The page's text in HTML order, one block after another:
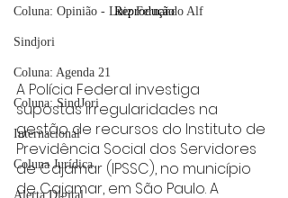
Coluna: Opinião - Luiz Fernando Alf
Sindjori
Coluna: Agenda 21
Coluna: SindJori
Internacional
Coluna Jurídica
Alerta Digital
Reprodução
A Polícia Federal investiga
supostas irregularidades na
gestão de recursos do Instituto de
Previdência Social dos Servidores
de Cajamar (IPSSC), no município
de Cajamar, em São Paulo. A